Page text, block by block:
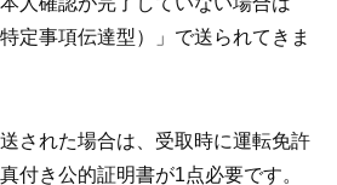
定事項伝達型）」で送られてきま
された場合は、受取時に運転免許
付き公的証明書が1点必要です。